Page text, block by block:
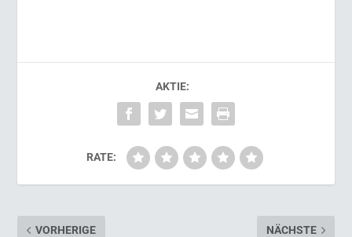
AKTIE:
RATE:
VORHERIGE NÄCHSTE